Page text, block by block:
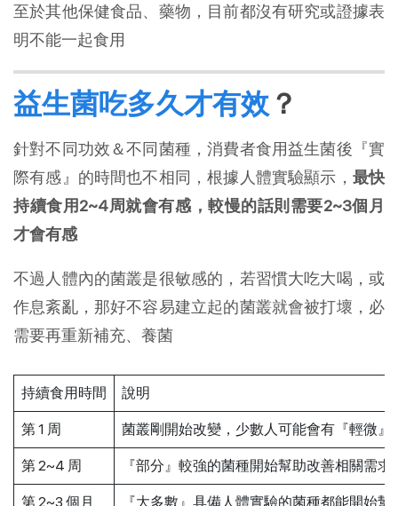
至於其他保健食品、藥物，目前都沒有研究或證據表
明不能一起食用
益生菌吃多久才有效 ？
針對不同功效＆不同菌種，消費者食用益生菌後『實
際有感』的時間也不相同，根據人體實驗顯示， 最快
持續食用2~4周就會有感，較慢的話則需要2~3個月
才會有感
不過人體內的菌叢是很敏感的，若習慣大吃大喝，或
作息紊亂，那好不容易建立起的菌叢就會被打壞，必
需要再重新補充、養菌
持續食用時間 說明
第 1 周 菌叢剛開始改變，少數人可能會有『輕微』
第 2~4 周 『部分』較強的菌種開始幫助改善相關需求
第 2~3 個月 『大多數』具備人體實驗的菌種都能開始